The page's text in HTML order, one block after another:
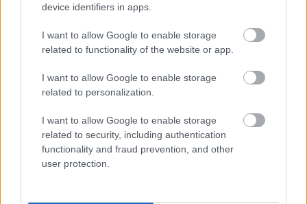
device identifiers in apps.
I want to allow Google to enable storage
related to functionality of the website or app.
I want to allow Google to enable storage
related to personalization.
I want to allow Google to enable storage
related to security, including authentication
functionality and fraud prevention, and other
user protection.